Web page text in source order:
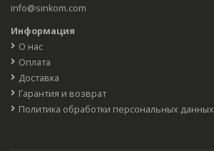
info@sinkom.com
Информация
О нас
Оплата
Доставка
Гарантия и возврат
Политика обработки персональных данных